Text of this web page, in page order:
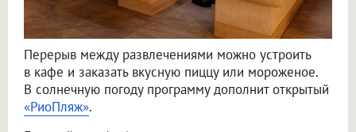
Перерыв между развлечениями можно устроить
в кафе и заказать вкусную пиццу или мороженое.
В солнечную погоду программу дополнит открытый
«РиоПляж».